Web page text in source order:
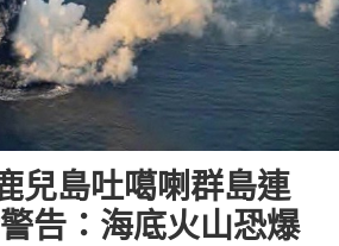
兒島吐噶喇群島連
告：海底火山恐爆